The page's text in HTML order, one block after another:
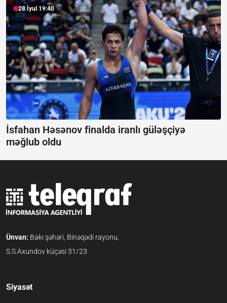
28 İyul 19:40
İsfahan Həsənov finalda iranlı güləşçiyə
məğlub oldu
Ünvan: Bakı şəhəri, Binəqədi rayonu,
S.S.Axundov küçəsi 31/23
Siyasət